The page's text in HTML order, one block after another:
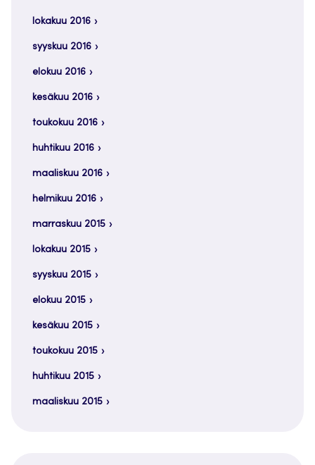
lokakuu 2016
syyskuu 2016
elokuu 2016
kesäkuu 2016
toukokuu 2016
huhtikuu 2016
maaliskuu 2016
helmikuu 2016
marraskuu 2015
lokakuu 2015
syyskuu 2015
elokuu 2015
kesäkuu 2015
toukokuu 2015
huhtikuu 2015
maaliskuu 2015